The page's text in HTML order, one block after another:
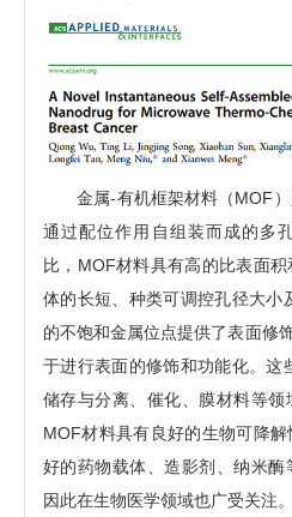
金属-有机框架材料（MOF）
通过配位作用自组装而成的多
比，MOF材料具有高的比表面
体的长短、种类可调控孔径大小
的不饱和金属位点提供了表面修
于进行表面的修饰和功能化。这
储存与分离、催化、膜材料等领
MOF材料具有良好的生物可降
好的药物载体、造影剂、纳米酶
因此在生物医学领域也广受关注。